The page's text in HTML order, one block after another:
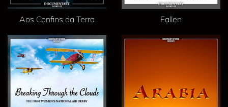
Aos Confins da Terra Fallen